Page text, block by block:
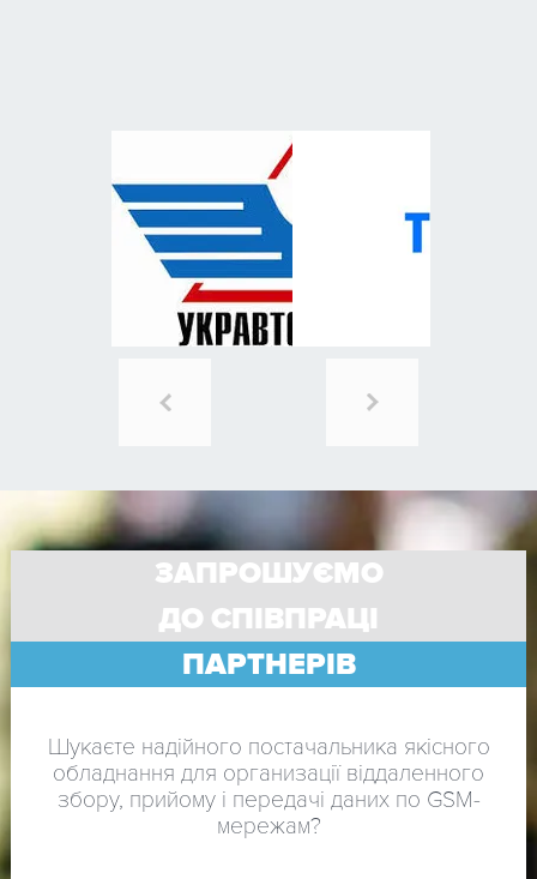
ЗАПРОШУЄМО
ДО СПІВПРАЦІ
ПАРТНЕРІВ
Шукаєте надійного постачальника якісного
обладнання для организації віддаленного
збору, прийому і передачі даних по GSM-
мережам?